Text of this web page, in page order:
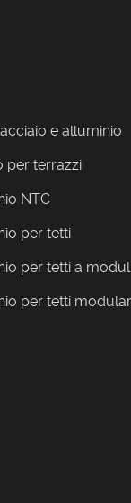
e alluminio
per terrazzi
NTC
per tetti
per tetti a
per tetti